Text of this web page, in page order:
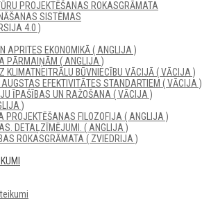
PROJEKTĒŠANAS ROKASGRĀMATA
SISTĒMAS
4.0 )
APRITES EKONOMIKĀ ( ANGLIJA )
PĀRMAIŅĀM ( ANGLIJA )
KLIMATNEITRĀLU BŪVNIECĪBU VĀCIJĀ ( VĀCIJA )
EFEKTIVITĀTES STANDARTIEM ( VĀCIJA )
ĪPAŠĪBAS UN RAŽOŠANA ( VĀCIJA )
)
PROJEKTĒŠANAS FILOZOFIJA ( ANGLIJA )
DETAĻZĪMĒJUMI. ( ANGLIJA )
ROKASGRĀMATA ( ZVIEDRIJA )